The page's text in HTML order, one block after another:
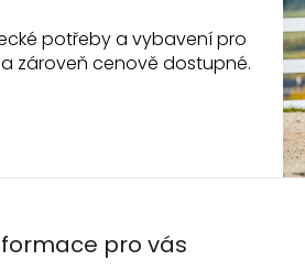
potřeby a vybavení pro
a zároveň cenově dostupné.
pro vás